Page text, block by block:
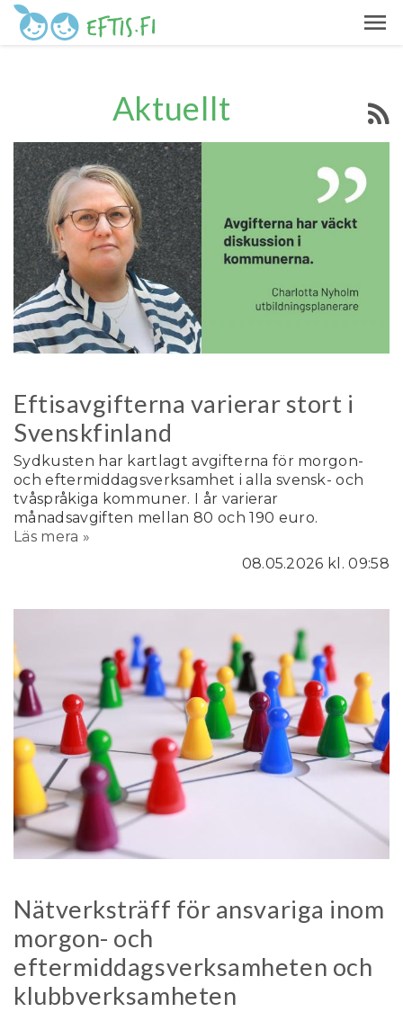
Aktuellt
Eftisavgifterna varierar stort i
Svenskfinland
Sydkusten har kartlagt avgifterna för morgon-
och eftermiddagsverksamhet i alla svensk- och
tvåspråkiga kommuner. I år varierar
månadsavgiften mellan 80 och 190 euro.
Läs mera »
08.05.2026 kl. 09:58
Nätverksträff för ansvariga inom
morgon- och
eftermiddagsverksamheten och
klubbverksamheten